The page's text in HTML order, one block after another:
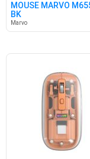
MOUSE MARVO
BK
Marvo